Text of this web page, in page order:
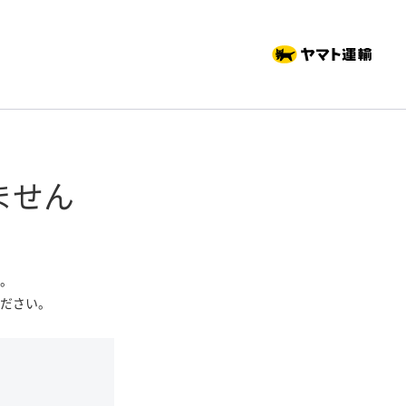
せん
さい。